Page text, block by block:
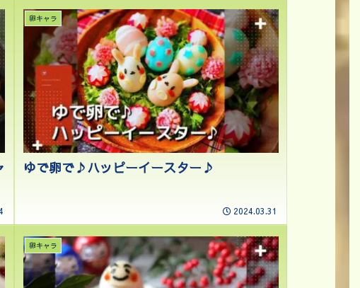
卵キャラ
ゆで卵で♪ハッピーイースター♪
2024.03.31
卵キャラ